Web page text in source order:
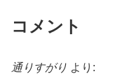
コメント
通りすがり より: